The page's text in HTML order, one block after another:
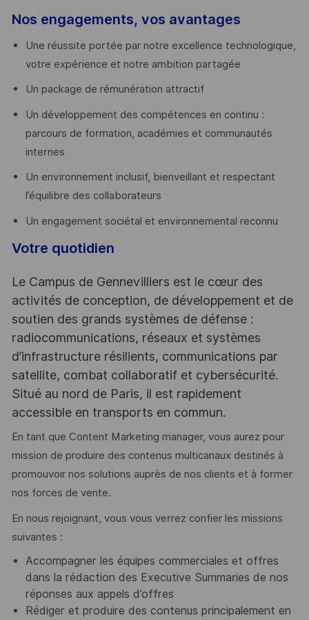
Nos engagements, vos avantages
Une réussite portée par notre excellence technologique,
votre expérience et notre ambition partagée
Un package de rémunération attractif
Un développement des compétences en continu :
parcours de formation, académies et communautés
internes
Un environnement inclusif, bienveillant et respectant
l’équilibre des collaborateurs
Un engagement sociétal et environnemental reconnu
Votre quotidien
Le Campus de Gennevilliers est le cœur des
activités de conception, de développement et de
soutien des grands systèmes de défense :
radiocommunications, réseaux et systèmes
d’infrastructure résilients, communications par
satellite, combat collaboratif et cybersécurité.
Situé au nord de Paris, il est rapidement
accessible en transports en commun.
En tant que Content Marketing manager, vous aurez pour
mission de produire des contenus multicanaux destinés à
promouvoir nos solutions auprès de nos clients et à former
nos forces de vente.
En nous rejoignant, vous vous verrez confier les missions
suivantes :
Accompagner les équipes commerciales et offres
dans la rédaction des Executive Summaries de nos
réponses aux appels d’offres
Rédiger et produire des contenus principalement en